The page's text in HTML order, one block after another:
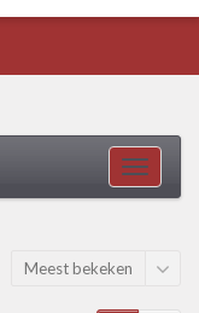
Meest bekeken